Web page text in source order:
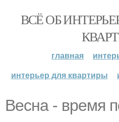
ВСЁ ОБ
главная
интерьер для квартиры
Весна - время